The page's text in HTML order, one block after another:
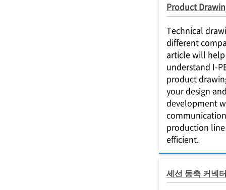
Product
Technical
different
article will
understand I-
product
your design
development
production
efficient.
세선 동축 커넥